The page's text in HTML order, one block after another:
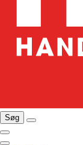
Søg